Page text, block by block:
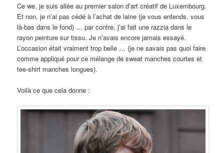
Ce we, je suis allée au premier salon d’art créatif de Luxembourg.
Et non, je n’ai pas cédé à l’achat de laine (je vous entends, vous
là-bas dans le fond) … par contre, j’ai fait une razzia dans le
rayon peinture sur tissu. Je n’avais encore jamais essayé.
L’occasion était vraiment trop belle … (je ne savais pas quoi faire
comme appliqué pour ce mélange de sweat manches courtes et
tee-shirt manches longues).
Voilà ce que cela donne :